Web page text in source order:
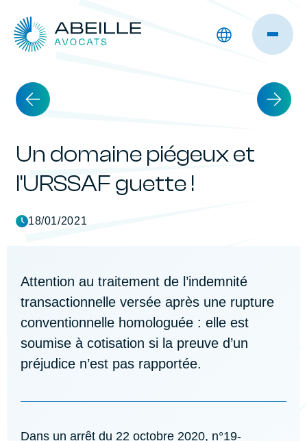
Un domaine piégeux et
l’URSSAF guette !
18/01/2021
Attention au traitement de l’indemnité
transactionnelle versée après une rupture
conventionnelle homologuée : elle est
soumise à cotisation si la preuve d’un
préjudice n’est pas rapportée.
Dans un arrêt du 22 octobre 2020, n°19-